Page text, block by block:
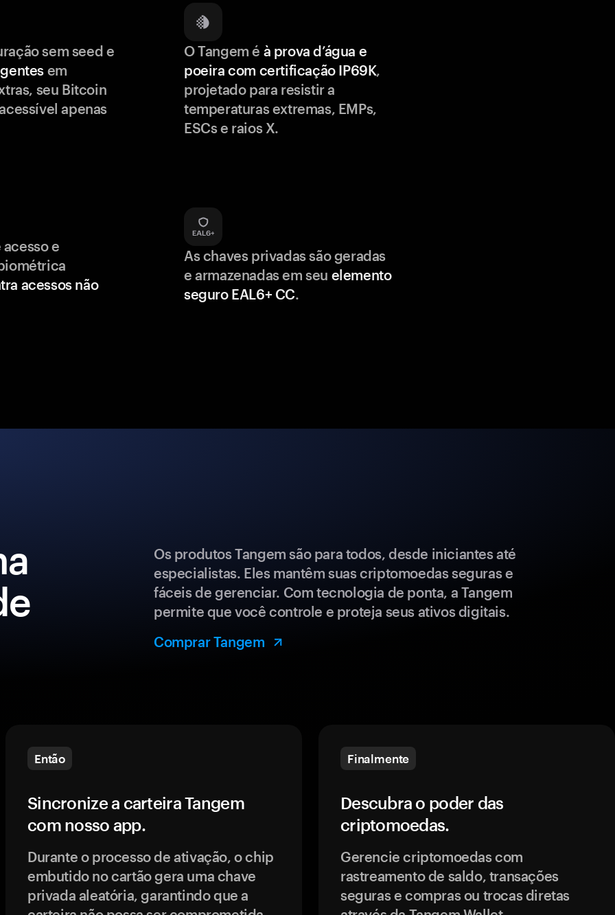
sem seed e
em
seu Bitcoin
apenas
O Tangem é à prova d’água e
poeira com certificação IP69K,
projetado para resistir a
temperaturas extremas, EMPs,
ESCs e raios X.
e
acessos não
As chaves privadas são geradas
e armazenadas em seu elemento
seguro EAL6+ CC.
Os produtos Tangem são para todos, desde iniciantes até
especialistas. Eles mantêm suas criptomoedas seguras e
fáceis de gerenciar. Com tecnologia de ponta, a Tangem
permite que você controle e proteja seus ativos digitais.
Comprar Tangem
Então
Sincronize a carteira Tangem
com nosso app.
Durante o processo de ativação, o chip
embutido no cartão gera uma chave
privada aleatória, garantindo que a
Finalmente
Descubra o poder das
criptomoedas.
Gerencie criptomoedas com
rastreamento de saldo, transações
seguras e compras ou trocas diretas